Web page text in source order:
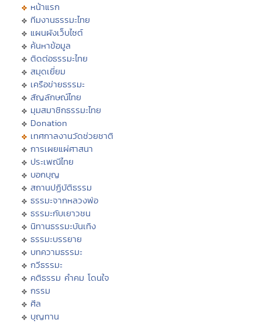
หน้าแรก
ทีมงานธรรมะไทย
แผนผังเว็บไซต์
ค้นหาข้อมูล
ติดต่อธรรมะไทย
สมุดเยี่ยม
เครือข่ายธรรมะ
สัญลักษณ์ไทย
มุมสมาชิกธรรมะไทย
Donation
เทศกาลงานวัดช่วยชาติ
การเผยแผ่ศาสนา
ประเพณีไทย
บอกบุญ
สถานปฏิบัติธรรม
ธรรมะจากหลวงพ่อ
ธรรมะกับเยาวชน
นิทานธรรมะบันเทิง
ธรรมะบรรยาย
บทความธรรมะ
กวีธรรมะ
คติธรรม คำคม โดนใจ
กรรม
ศีล
บุญทาน